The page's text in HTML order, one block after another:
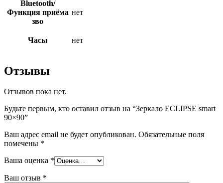
Bluetooth/
Функция приёма
зво
нет
Часы нет
Отзывы
Отзывов пока нет.
Будьте первым, кто оставил отзыв на “Зеркало ECLIPSE smart
90×90”
Ваш адрес email не будет опубликован. Обязательные поля
помечены *
Ваша оценка *
Ваш отзыв *